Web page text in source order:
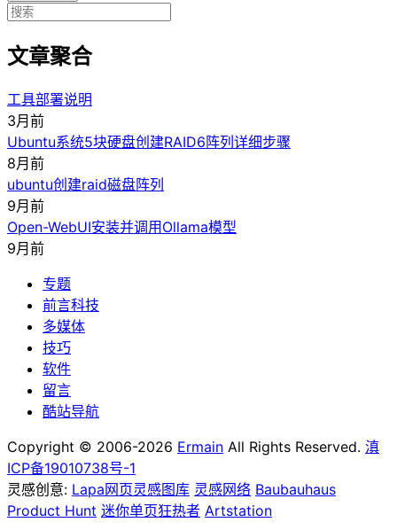
文章聚合
工具部署说明
3月前
Ubuntu系统5块硬盘创建RAID6阵列详细步骤
8月前
ubuntu创建raid磁盘阵列
9月前
Open-WebUI安装并调用Ollama模型
9月前
专题
前言科技
多媒体
技巧
软件
留言
酷站导航
Copyright © 2006-2026 Ermain All Rights Reserved. 滇
ICP备19010738号-1
灵感创意: Lapa网页灵感图库 灵感网络 Baubauhaus
Product Hunt 迷你单页狂热者 Artstation